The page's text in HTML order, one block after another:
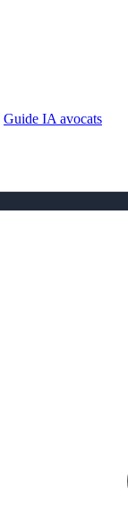
Guide IA avocats